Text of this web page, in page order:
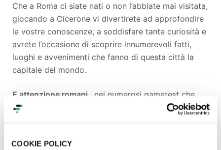
COOKIE POLICY
Che a Roma ci siate nati o non l’abbiate mai visitata,
giocando a Cicerone vi divertirete ad approfondire
le vostre conoscenze, a soddisfare tante curiosità e
avrete l’occasione di scoprire innumerevoli fatti,
luoghi e avvenimenti che fanno di questa città la
capitale del mondo.
E attenzione romani …nei numerosi gametest che
abbiamo fatto, le partite vinte da voi sono il 52%